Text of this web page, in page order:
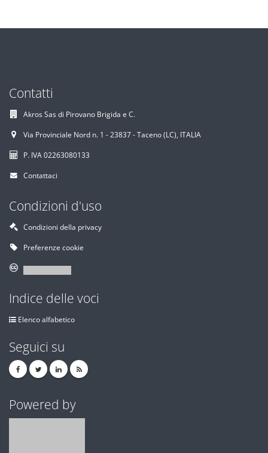
Contatti
Akros Sas di Pirovano Brigida e C.
Via Provinciale Nord n. 1 - 23837 - Taceno (LC), ITALIA
P. IVA 02263080133
Contattaci
Condizioni d'uso
Condizioni della privacy
Preferenze cookie
Indice delle voci
Elenco alfabetico
Seguici su
Powered by